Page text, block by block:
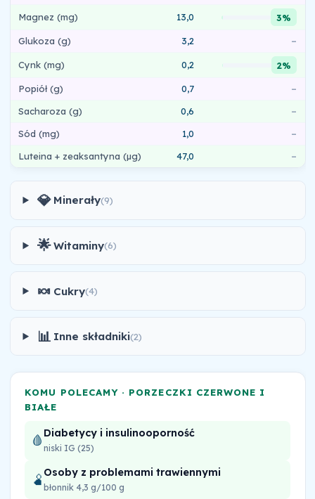
Magnez (mg) 13,0 3%
Glukoza (g) 3,2 –
Cynk (mg) 0,2 2%
Popiół (g) 0,7
–
Sacharoza (g)
0,6
–
Sód (mg)
1,0
–
Luteina + zeaksantyna (µg)
47,0 –
💎 Minerały(9)
🌟 Witaminy(6)
🍬 Cukry(4)
📊 Inne składniki(2)
KOMU POLECAMY · PORZECZKI CZERWONE I
BIAŁE
🩸 Diabetycy i insulinooporność
niski IG (25)
🫄Osoby z problemami trawiennymi
błonnik 4,3 g/100 g